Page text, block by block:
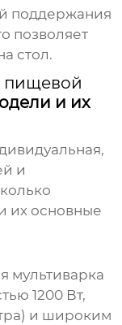
поддержания
позволяет
стол.
пищевой
и их
и
их основные
мультиварка
1200 Вт,
и широким